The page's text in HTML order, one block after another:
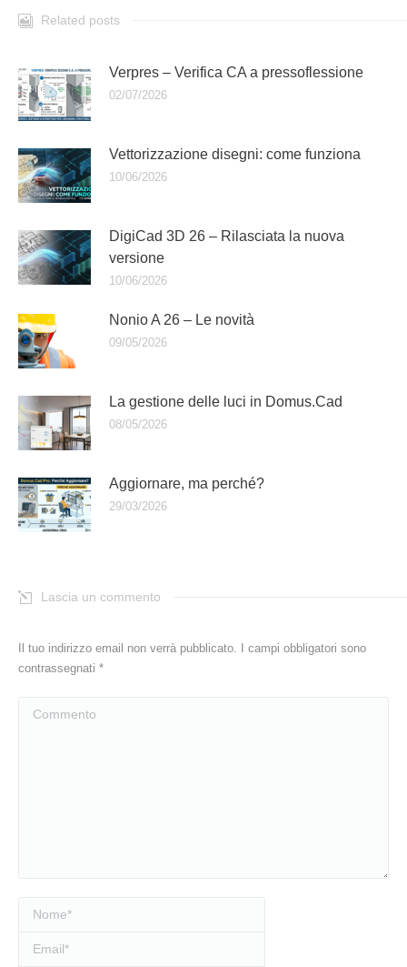
Related posts
Verpres – Verifica CA a pressoflessione
02/07/2026
Vettorizzazione disegni: come funziona
10/06/2026
DigiCad 3D 26 – Rilasciata la nuova
versione
10/06/2026
Nonio A 26 – Le novità
09/05/2026
La gestione delle luci in Domus.Cad
08/05/2026
Aggiornare, ma perché?
29/03/2026
Lascia un commento
Il tuo indirizzo email non verrà pubblicato. I campi obbligatori sono
contrassegnati *
Nome *
Email *